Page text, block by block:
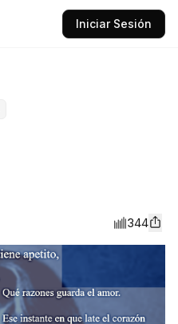
Iniciar Sesión
344